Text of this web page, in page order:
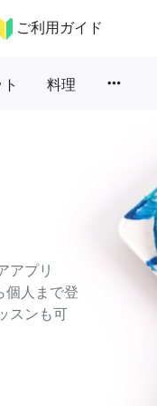
ご利用ガイド
料理 more_horiz
アプリ
個人まで登
スンも可